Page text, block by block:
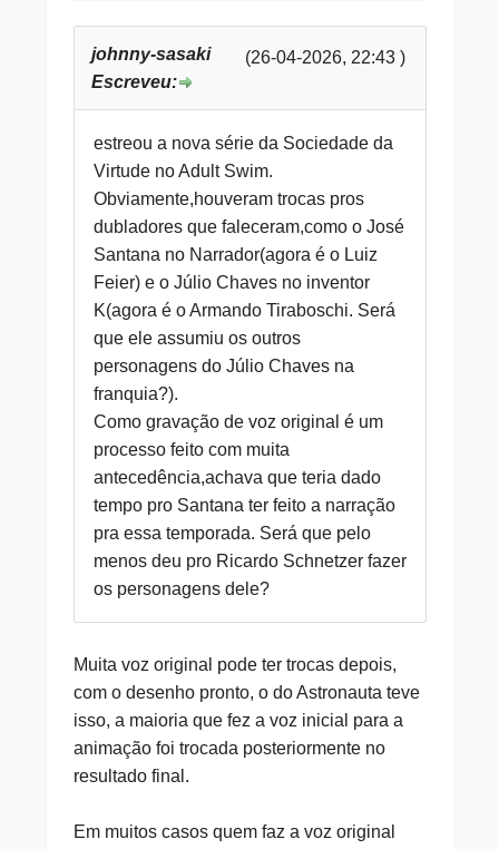
(26-04-2026, 22:43 )
johnny-sasaki
Escreveu:
estreou a nova série da Sociedade da
Virtude no Adult Swim.
Obviamente,houveram trocas pros
dubladores que faleceram,como o José
Santana no Narrador(agora é o Luiz
Feier) e o Júlio Chaves no inventor
K(agora é o Armando Tiraboschi. Será
que ele assumiu os outros
personagens do Júlio Chaves na
franquia?).
Como gravação de voz original é um
processo feito com muita
antecedência,achava que teria dado
tempo pro Santana ter feito a narração
pra essa temporada. Será que pelo
menos deu pro Ricardo Schnetzer fazer
os personagens dele?
Muita voz original pode ter trocas depois,
com o desenho pronto, o do Astronauta teve
isso, a maioria que fez a voz inicial para a
animação foi trocada posteriormente no
resultado final.
Em muitos casos quem faz a voz original